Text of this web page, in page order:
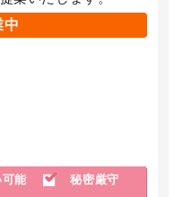
中
能
秘密厳守